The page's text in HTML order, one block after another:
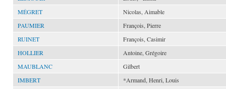
MÉGRET
Nicolas, Aimable
PAUMIER
François, Pierre
RUINET
François, Casimir
HOLLIER
Antoine, Grégoire
MAUBLANC
Gilbert
IMBERT
*Armand, Henri, Louis